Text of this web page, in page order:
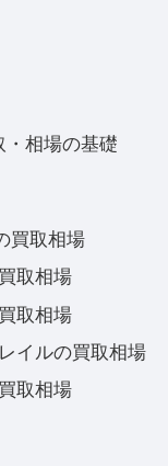
相場の基礎
買取相場
取相場
取相場
イルの買取相場
取相場